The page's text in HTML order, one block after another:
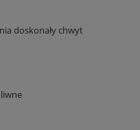
doskonały chwyt